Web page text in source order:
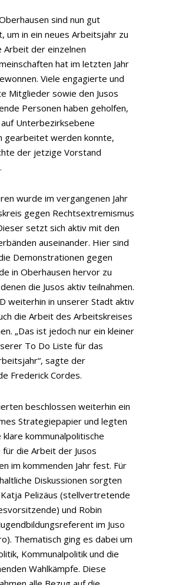
sind nun gut
um in ein neues Arbeitsjahr zu
Arbeit der einzelnen
hat im letzten Jahr
Viele engagierte und
Mitglieder sowie den Jusos
Personen haben geholfen,
Unterbezirksebene
gearbeitet werden konnte,
der jetzige Vorstand
wurde im vergangenen Jahr
gegen Rechtsextremismus
setzt sich aktiv mit den
auseinander. Hier sind
Demonstrationen gegen
in Oberhausen hervor zu
die Jusos aktiv teilnahmen.
weiterhin in unserer Stadt aktiv
die Arbeit des Arbeitskreises
„Das ist jedoch nur ein kleiner
To Do Liste für das
sagte der
Frederick Cordes.
beschlossen weiterhin ein
Strategiepapier und legten
kommunalpolitische
für die Arbeit der Jusos
im kommenden Jahr fest. Für
Diskussionen sorgten
Pelizäus (stellvertretende
und Robin
im Juso
Thematisch ging es dabei um
Kommunalpolitik und die
Wahlkämpfe. Diese